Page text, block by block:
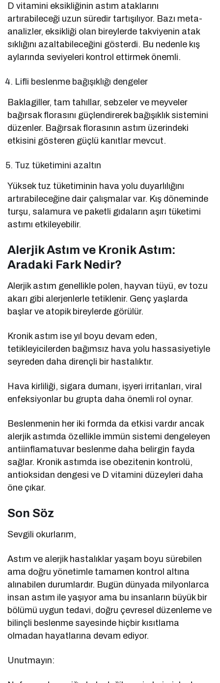
D vitamini eksikliğinin astım ataklarını
artırabileceği uzun süredir tartışılıyor. Bazı meta-
analizler, eksikliği olan bireylerde takviyenin atak
sıklığını azaltabileceğini gösterdi. Bu nedenle kış
aylarında seviyeleri kontrol ettirmek önemli.
Lifli beslenme bağışıklığı dengeler
Baklagiller, tam tahıllar, sebzeler ve meyveler
bağırsak florasını güçlendirerek bağışıklık sistemini
düzenler. Bağırsak florasının astım üzerindeki
etkisini gösteren güçlü kanıtlar mevcut.
Tuz tüketimini azaltın
Yüksek tuz tüketiminin hava yolu duyarlılığını
artırabileceğine dair çalışmalar var. Kış döneminde
turşu, salamura ve paketli gıdaların aşırı tüketimi
astımı etkileyebilir.
Alerjik Astım ve Kronik Astım:
Aradaki Fark Nedir?
Alerjik astım genellikle polen, hayvan tüyü, ev tozu
akarı gibi alerjenlerle tetiklenir. Genç yaşlarda
başlar ve atopik bireylerde görülür.
Kronik astım ise yıl boyu devam eden,
tetikleyicilerden bağımsız hava yolu hassasiyetiyle
seyreden daha dirençli bir hastalıktır.
Hava kirliliği, sigara dumanı, işyeri irritanları, viral
enfeksiyonlar bu grupta daha önemli rol oynar.
Beslenmenin her iki formda da etkisi vardır ancak
alerjik astımda özellikle immün sistemi dengeleyen
antiinflamatuvar beslenme daha belirgin fayda
sağlar. Kronik astımda ise obezitenin kontrolü,
antioksidan dengesi ve D vitamini düzeyleri daha
öne çıkar.
Son Söz
Sevgili okurlarım,
Astım ve alerjik hastalıklar yaşam boyu sürebilen
ama doğru yönetimle tamamen kontrol altına
alınabilen durumlardır. Bugün dünyada milyonlarca
insan astım ile yaşıyor ama bu insanların büyük bir
bölümü uygun tedavi, doğru çevresel düzenleme ve
bilinçli beslenme sayesinde hiçbir kısıtlama
olmadan hayatlarına devam ediyor.
Unutmayın: